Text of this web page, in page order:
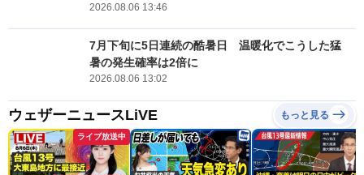
2026.08.06 13:46
7月下旬に5日連続の酷暑日 温暖化でこうした猛
暑の発生確率は2倍に
2026.08.06 13:02
ウェザーニュースLiVE もっと見る
ライブ放送中